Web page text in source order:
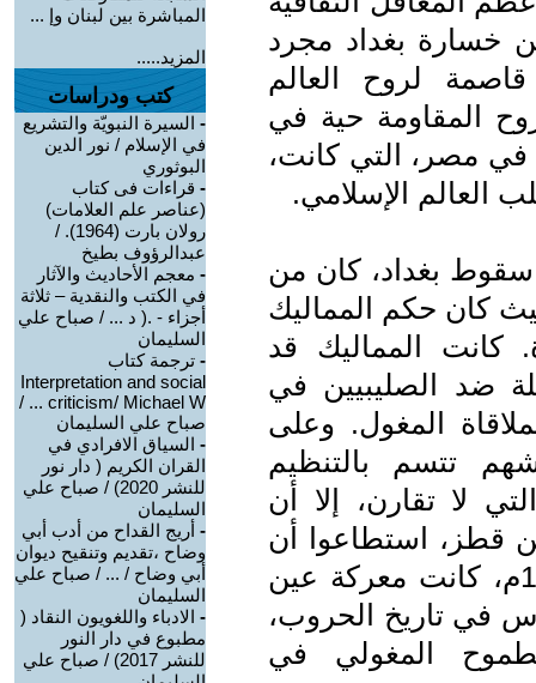
خسارة بغداد مجرد
لروح العالم
المقاومة حية في
في مصر، التي كانت،
العالم الإسلامي.
سقوط بغداد، كان من
كان حكم المماليك
كانت المماليك قد
ضد الصليبيين في
المغول. وعلى
تتسم بالتنظيم
لا تقارن، إلا أن
قطز، استطاعوا أن
يرفعوا راية المقاومة. وفي عام 1260م، كانت معركة عين
في تاريخ الحروب،
المغولي في
المباشرة بين لبنان وإ ...
المزيد.....
كتب ودراسات
- السيرة النبويّة والتشريع
في الإسلام / نور الدين
البوثوري
- قراءات فى كتاب
(عناصر علم العلامات)
رولان بارت (1964). /
عبدالرؤوف بطيخ
- معجم الأحاديث والآثار
في الكتب والنقدية – ثلاثة
أجزاء - .( د ... / صباح علي
السليمان
- ترجمة كتاب
Interpretation and social
criticism/ Michael W ... /
صباح علي السليمان
- السياق الافرادي في
القران الكريم ( دار نور
للنشر 2020) / صباح علي
السليمان
- أريج القداح من أدب أبي
وضاح ،تقديم وتنقيح ديوان
أبي وضاح / ... / صباح علي
السليمان
- الادباء واللغويون النقاد (
مطبوع في دار النور
للنشر 2017) / صباح علي